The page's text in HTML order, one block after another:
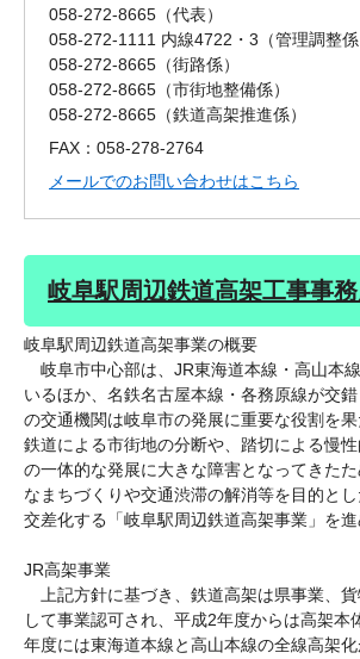
058-272-8665
代表
058-272-1111 内線4722・3
管理調整係
058-272-8665
街路係
058-272-8665
市街地整備係
058-272-8665
鉄道高架推進係
FAX：058-278-2764
メールでのお問い合わせはこちら
岐阜駅周辺鉄道高架工事事
岐阜駅周辺鉄道高架事業の概要
岐阜市中心部は、JR東海道本線・高山本
いるほか、名鉄名古屋本線・各務原線が交
の交通機関は岐阜市の発展に重要な役割を果
鉄道による市街地の分断や、踏切による慢
の一体的な発展に大きな障害となってきた
なまちづくりや交通渋滞の解消等を目的と
交差化する「岐阜駅周辺鉄道高架事業」を進
JR高架事業
上記方針に基づき、鉄道高架は県事業、貨
して事業認可され、平成2年度からは高架本
年度には東海道本線と高山本線の全線高架